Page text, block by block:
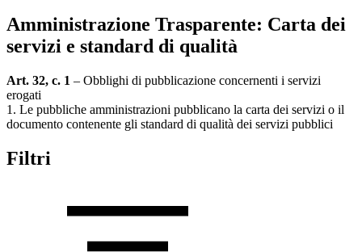
Amministrazione Trasparente: Carta dei
servizi e standard di qualità
Art. 32, c. 1 – Obblighi di pubblicazione concernenti i servizi
erogati
1. Le pubbliche amministrazioni pubblicano la carta dei servizi o il
documento contenente gli standard di qualità dei servizi pubblici
Filtri